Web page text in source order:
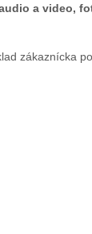
a video,
zákaznícka